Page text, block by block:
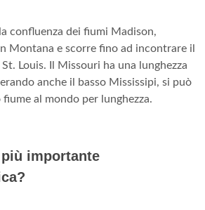
confluenza dei fiumi Madison,
Montana e scorre fino ad incontrare il
Louis. Il Missouri ha una lunghezza
anche il basso Mississipi, si può
al mondo per lunghezza.
importante